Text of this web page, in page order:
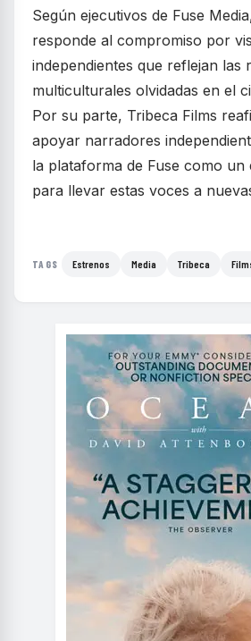
Según ejecutivos de Fuse
responde al compromiso por
independientes que reflejan las
multiculturales olvidadas en el
Por su parte, Tribeca Films
apoyar narradores
la plataforma de Fuse como un
para llevar estas voces a
TAGS Estrenos Media Tribeca